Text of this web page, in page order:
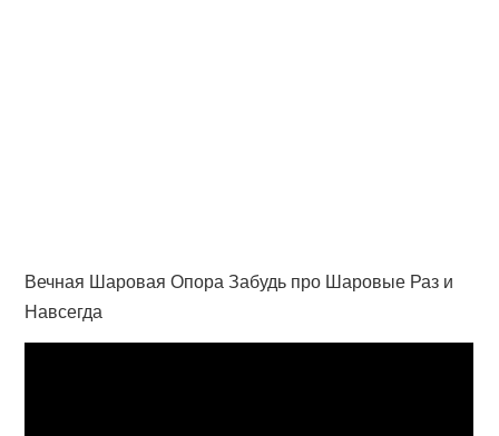
Вечная Шаровая Опора Забудь про Шаровые Раз и
Навсегда